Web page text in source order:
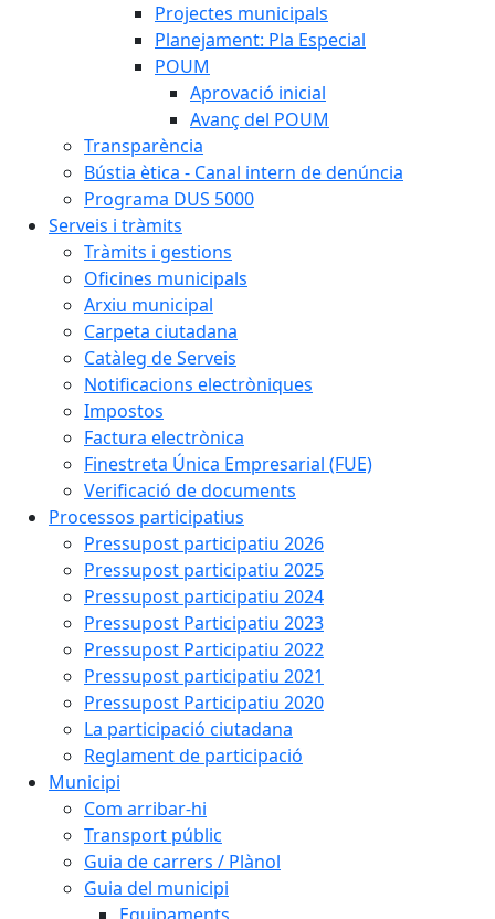
Projectes municipals
Planejament: Pla Especial
POUM
Aprovació inicial
Avanç del POUM
Transparència
Bústia ètica - Canal intern de denúncia
Programa DUS 5000
Serveis i tràmits
Tràmits i gestions
Oficines municipals
Arxiu municipal
Carpeta ciutadana
Catàleg de Serveis
Notificacions electròniques
Impostos
Factura electrònica
Finestreta Única Empresarial (FUE)
Verificació de documents
Processos participatius
Pressupost participatiu 2026
Pressupost participatiu 2025
Pressupost participatiu 2024
Pressupost Participatiu 2023
Pressupost Participatiu 2022
Pressupost participatiu 2021
Pressupost Participatiu 2020
La participació ciutadana
Reglament de participació
Municipi
Com arribar-hi
Transport públic
Guia de carrers / Plànol
Guia del municipi